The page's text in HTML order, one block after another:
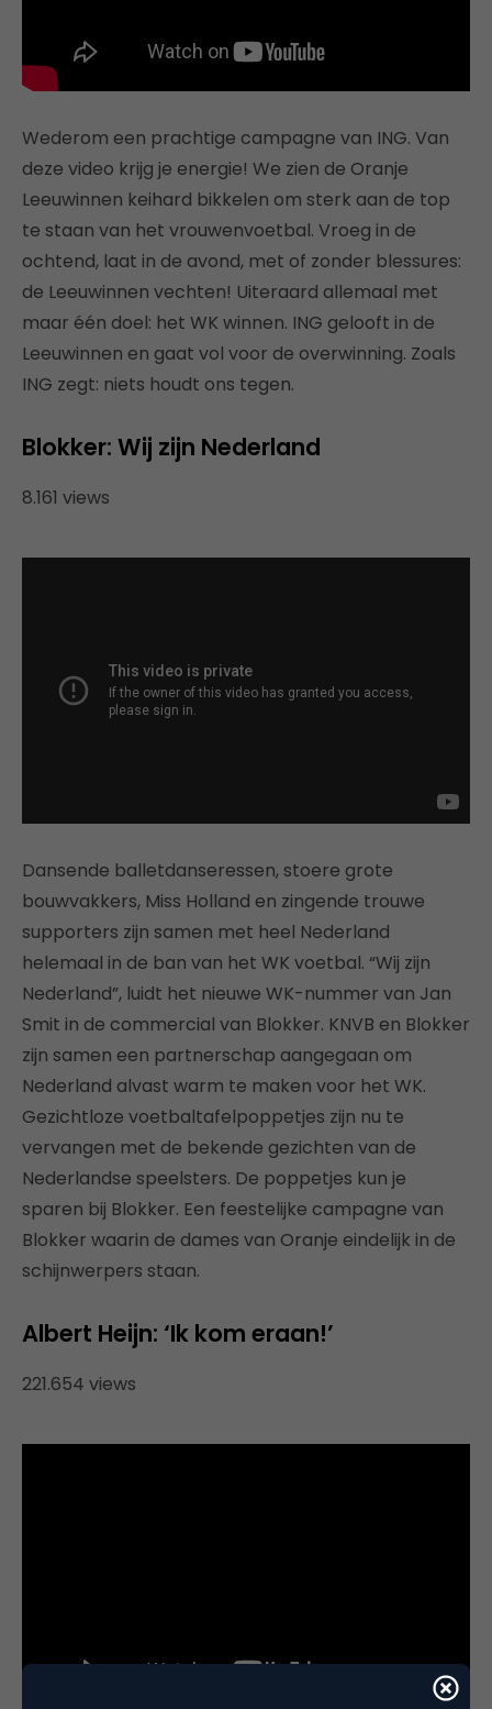
Wederom een prachtige campagne van ING. Van
deze video krijg je energie! We zien de Oranje
Leeuwinnen keihard bikkelen om sterk aan de top
te staan van het vrouwenvoetbal. Vroeg in de
ochtend, laat in de avond, met of zonder blessures:
de Leeuwinnen vechten! Uiteraard allemaal met
maar één doel: het WK winnen. ING gelooft in de
Leeuwinnen en gaat vol voor de overwinning. Zoals
ING zegt: niets houdt ons tegen.
Blokker: Wij zijn Nederland
8.161 views
Dansende balletdanseressen, stoere grote
bouwvakkers, Miss Holland en zingende trouwe
supporters zijn samen met heel Nederland
helemaal in de ban van het WK voetbal. “Wij zijn
Nederland”, luidt het nieuwe WK-nummer van Jan
Smit in de commercial van Blokker. KNVB en Blokker
zijn samen een partnerschap aangegaan om
Nederland alvast warm te maken voor het WK.
Gezichtloze voetbaltafelpoppetjes zijn nu te
vervangen met de bekende gezichten van de
Nederlandse speelsters. De poppetjes kun je
sparen bij Blokker. Een feestelijke campagne van
Blokker waarin de dames van Oranje eindelijk in de
schijnwerpers staan.
Albert Heijn: ‘Ik kom eraan!’
221.654 views